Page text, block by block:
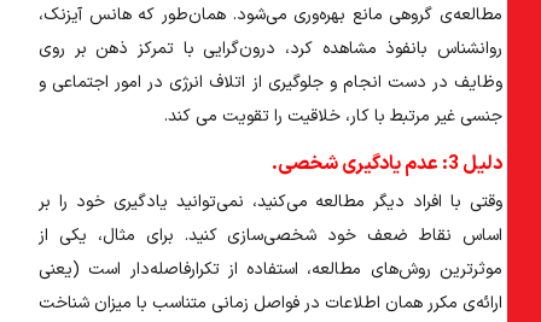
مطالعه‌ی گروهی مانع بهره‌وری می‌شود. همان‌طور که هانس آیزنک،
روانشناس بانفوذ مشاهده کرد، درون‌گرایی با تمرکز ذهن بر روی
وظایف در دست انجام و جلوگیری از اتلاف انرژی در امور اجتماعی و
جنسی غیر مرتبط با کار، خلاقیت را تقویت می کند.
دلیل 3: عدم یادگیری شخصی.
وقتی با افراد دیگر مطالعه می‌کنید، نمی‌توانید یادگیری خود را بر
اساس نقاط ضعف خود شخصی‌سازی کنید. برای مثال، یکی از
موثرترین روش‌های مطالعه، استفاده از تکرارفاصله‌دار است (یعنی
ارائه‌ی مکرر همان اطلاعات در فواصل زمانی متناسب با میزان شناخت